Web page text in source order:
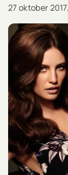
27 oktober 2017